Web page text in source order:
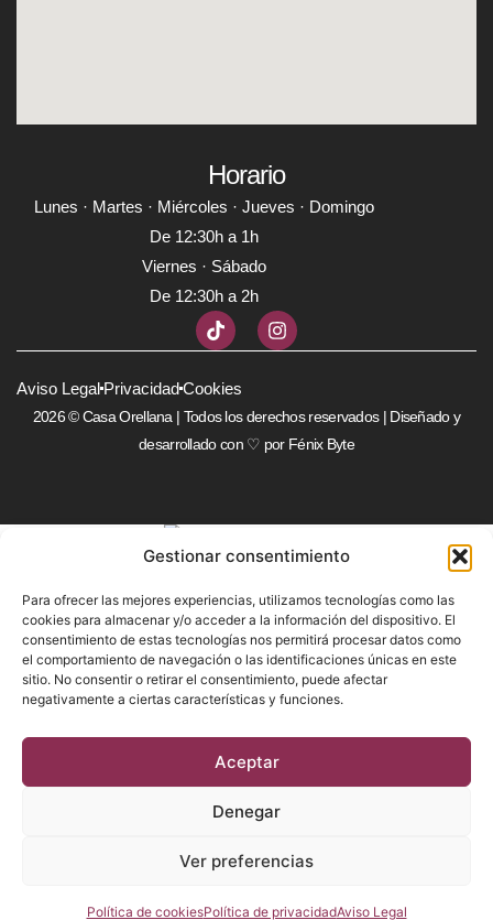
Gestionar consentimiento
Para ofrecer las mejores experiencias, utilizamos tecnologías como las
cookies para almacenar y/o acceder a la información del dispositivo. El
consentimiento de estas tecnologías nos permitirá procesar datos como
el comportamiento de navegación o las identificaciones únicas en este
sitio. No consentir o retirar el consentimiento, puede afectar
negativamente a ciertas características y funciones.
Aceptar
Denegar
Ver preferencias
Política de cookiesPolítica de privacidadAviso Legal
Horario
Lunes · Martes · Miércoles · Jueves · Domingo
De 12:30h a 1h
Viernes · Sábado
De 12:30h a 2h
2026 © Casa Orellana | Todos los derechos reservados | Diseñado y
desarrollado con ♡ por Fénix Byte
Aviso Legal PrivacidadCookies
Reservar mesa
Cartas
El Restaurante
Regala
Delivery
Calle Orellana, 6, Madrid 28004